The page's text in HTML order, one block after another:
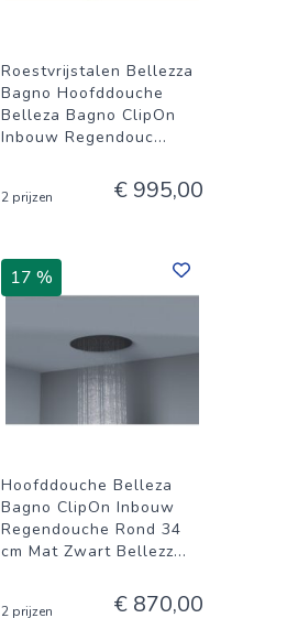
Roestvrijstalen Bellezza
Bagno Hoofddouche
Belleza Bagno ClipOn
Inbouw Regendouc...
2 prijzen € 995,00
17 %
Hoofddouche Belleza
Bagno ClipOn Inbouw
Regendouche Rond 34
cm Mat Zwart Bellezz...
2 prijzen € 870,00